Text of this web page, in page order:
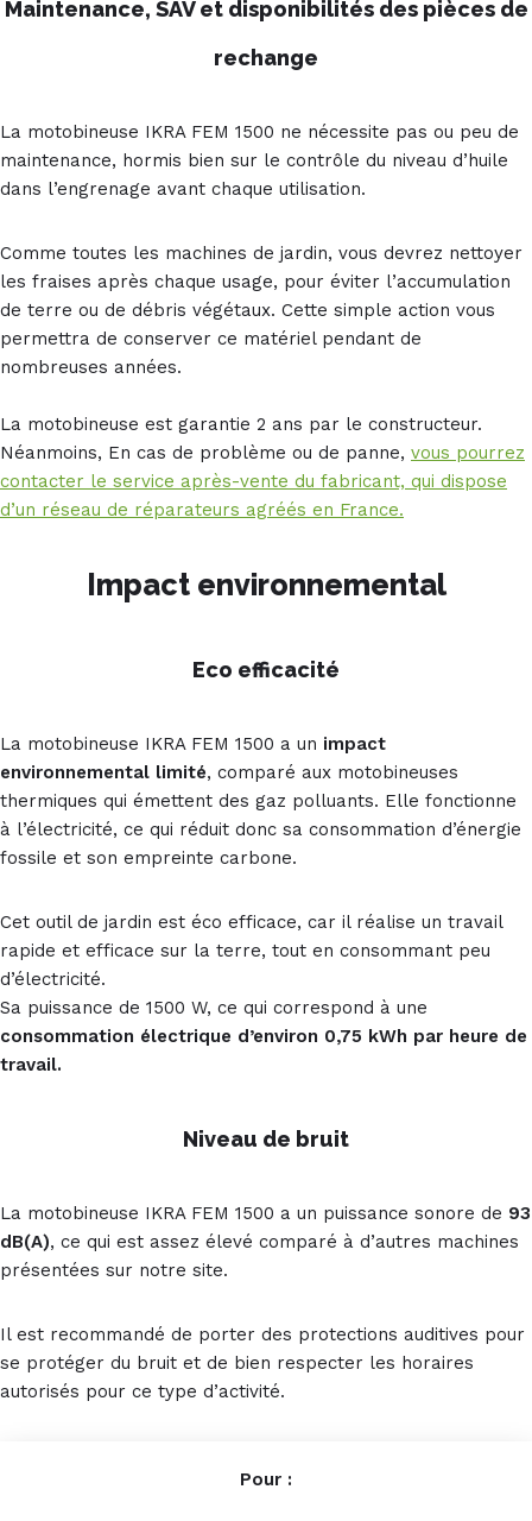
Maintenance, SAV et disponibilités des pièces de
rechange
La motobineuse IKRA FEM 1500 ne nécessite pas ou peu de
maintenance, hormis bien sur le contrôle du niveau d’huile
dans l’engrenage avant chaque utilisation.
Comme toutes les machines de jardin, vous devrez nettoyer
les fraises après chaque usage, pour éviter l’accumulation
de terre ou de débris végétaux. Cette simple action vous
permettra de conserver ce matériel pendant de
nombreuses années.
La motobineuse est garantie 2 ans par le constructeur.
Néanmoins, En cas de problème ou de panne, vous pourrez
contacter le service après-vente du fabricant, qui dispose
d’un réseau de réparateurs agréés en France.
Impact environnemental
Eco efficacité
La motobineuse IKRA FEM 1500 a un impact
environnemental limité, comparé aux motobineuses
thermiques qui émettent des gaz polluants. Elle fonctionne
à l’électricité, ce qui réduit donc sa consommation d’énergie
fossile et son empreinte carbone.
Cet outil de jardin est éco efficace, car il réalise un travail
rapide et efficace sur la terre, tout en consommant peu
d’électricité.
Sa puissance de 1500 W, ce qui correspond à une
consommation électrique d’environ 0,75 kWh par heure de
travail.
Niveau de bruit
La motobineuse IKRA FEM 1500 a un puissance sonore de 93
dB(A), ce qui est assez élevé comparé à d’autres machines
présentées sur notre site.
Il est recommandé de porter des protections auditives pour
se protéger du bruit et de bien respecter les horaires
autorisés pour ce type d’activité.
Pour :